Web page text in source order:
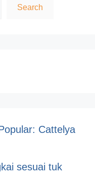
Search
Cattelya
sesuai tuk